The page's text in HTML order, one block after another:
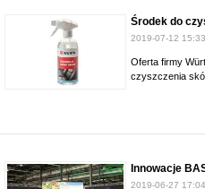
Środek do
2019-07-12 15:33
Oferta firmy
czyszczenia
Innowacje
2019-06-27 17:04